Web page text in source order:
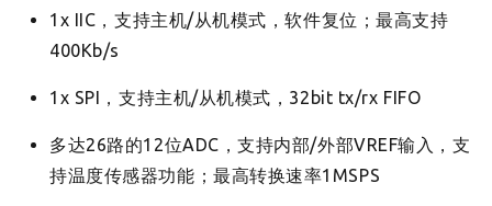
1x IIC，支持主机/从机模式，软件复位；最高支持
400Kb/s
1x SPI，支持主机/从机模式，32bit tx/rx FIFO
多达26路的12位ADC，支持内部/外部VREF输入，支
持温度传感器功能；最高转换速率1MSPS